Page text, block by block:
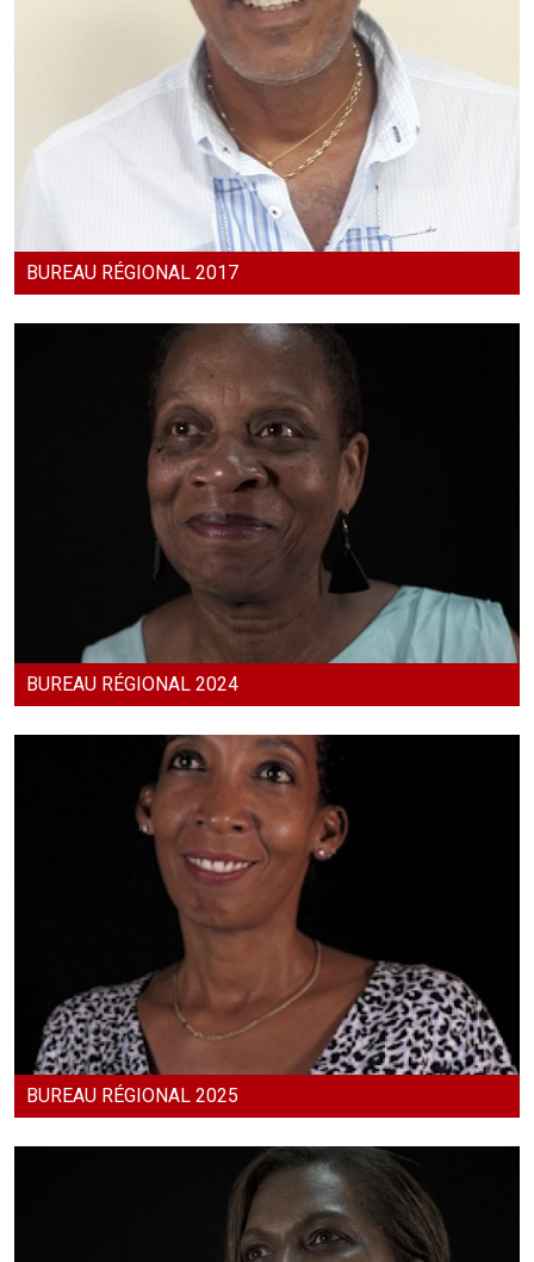
BUREAU RÉGIONAL 2017
BUREAU RÉGIONAL 2024
BUREAU RÉGIONAL 2025